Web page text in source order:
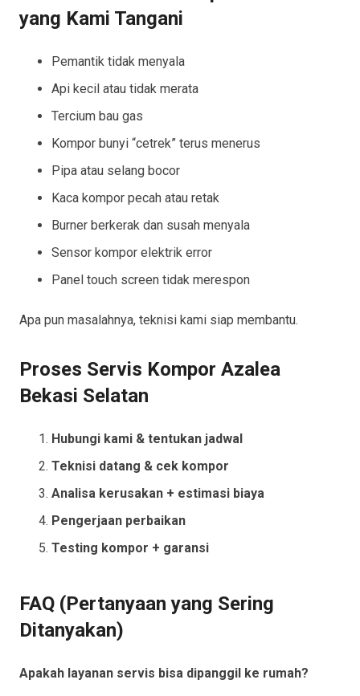
yang Kami Tangani
Pemantik tidak menyala
Api kecil atau tidak merata
Tercium bau gas
Kompor bunyi “cetrek” terus menerus
Pipa atau selang bocor
Kaca kompor pecah atau retak
Burner berkerak dan susah menyala
Sensor kompor elektrik error
Panel touch screen tidak merespon
Apa pun masalahnya, teknisi kami siap membantu.
Proses Servis Kompor Azalea
Bekasi Selatan
Hubungi kami & tentukan jadwal
Teknisi datang & cek kompor
Analisa kerusakan + estimasi biaya
Pengerjaan perbaikan
Testing kompor + garansi
FAQ (Pertanyaan yang Sering
Ditanyakan)
Apakah layanan servis bisa dipanggil ke rumah?